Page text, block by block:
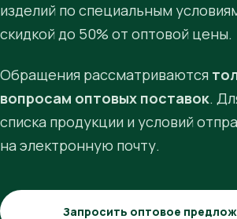
изделий по специальным
скидкой до 50% от оптовой цены.
Обращения рассматриваются
вопросам оптовых поставок.
списка продукции и условий
на электронную почту.
Запросить оптовое